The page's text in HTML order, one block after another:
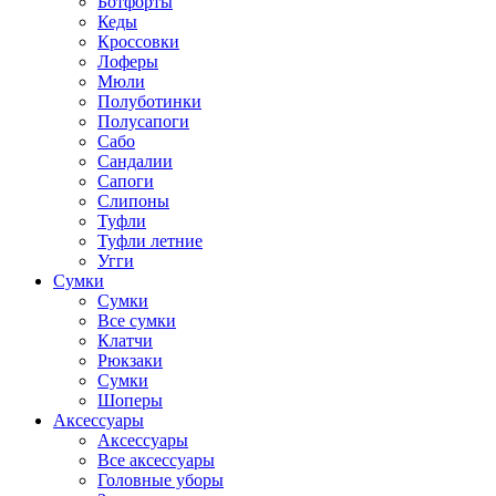
Кеды
Кроссовки
Лоферы
Мюли
Полуботинки
Полусапоги
Сабо
Сандалии
Сапоги
Слипоны
Туфли
Туфли летние
Угги
Сумки
Сумки
Все сумки
Клатчи
Рюкзаки
Сумки
Шоперы
Аксессуары
Аксессуары
Все аксессуары
Головные уборы